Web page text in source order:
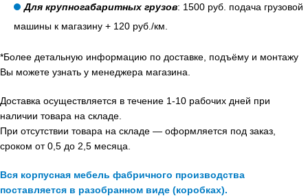
Для крупногабаритных грузов: 1500 руб. подача грузовой
машины к магазину + 120 руб./км.
*Более детальную информацию по доставке, подъёму и монтажу
Вы можете узнать у менеджера магазина.
Доставка осуществляется в течение 1-10 рабочих дней при
наличии товара на складе.
При отсутствии товара на складе — оформляется под заказ,
сроком от 0,5 до 2,5 месяца.
Вся корпусная мебель фабричного производства
поставляется в разобранном виде (коробках).